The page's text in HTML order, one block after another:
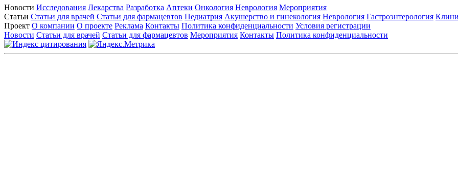
Новости Исследования Лекарства Разработка Аптеки Онкология Неврология Мероприятия
Статьи Статьи для врачей Статьи для фармацевтов Педиатрия Акушерство и гинекология Неврология Гастроэнтерология
Проект О компании О проекте Реклама Контакты Политика конфиденциальности Условия регистрации
Новости Статьи для врачей Статьи для фармацевтов Мероприятия Контакты Политика конфиденциальности